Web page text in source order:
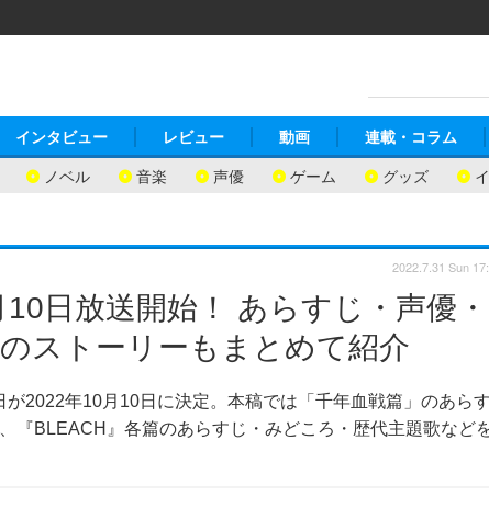
ノベル 音楽 声優 ゲーム グッズ
インタビュー レビュー 動画 連載・コラム
日放送開始！ あらすじ・声優・
ストーリーもまとめて紹介
2022年10月10日に決定。本稿では「千年血戦篇」のあら
『BLEACH』各篇のあらすじ・みどころ・歴代主題歌など
2022.7.31 Sun